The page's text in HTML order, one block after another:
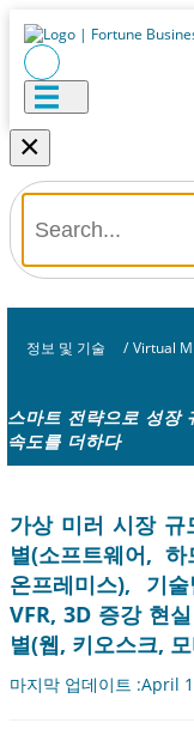
×
정보 및 기술 / Virtual
스마트 전략으로 성장
속도를 더하다
가상 미러 시장
별(소프트웨어,
온프레미스), 기
VFR, 3D 증강 현
별(웹, 키오스크,
마지막 업데이트 :April